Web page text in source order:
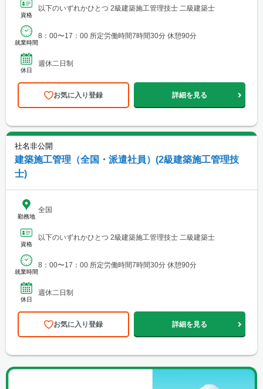
資格
以下のいずれかひとつ 2級建築施工管理技士 二級建築士
就業時間
8：00〜17：00 所定労働時間7時間30分 休憩90分
休日
週休二日制
お気に入り登録 詳細を見る
社名非公開
建築施工管理（全国・派遣社員）(2級建築施工管理技
士)
勤務地
全国
資格
以下のいずれかひとつ 2級建築施工管理技士 二級建築士
就業時間
8：00〜17：00 所定労働時間7時間30分 休憩90分
休日
週休二日制
お気に入り登録 詳細を見る